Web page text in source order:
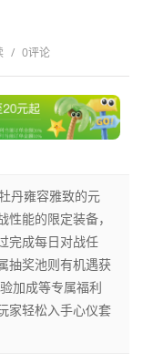
/ 0评论
丹雍容雅致的元
能的限定装备，
完成每日对战任
抽奖池则有机遇获
加成等专属福利
家轻松入手心仪套